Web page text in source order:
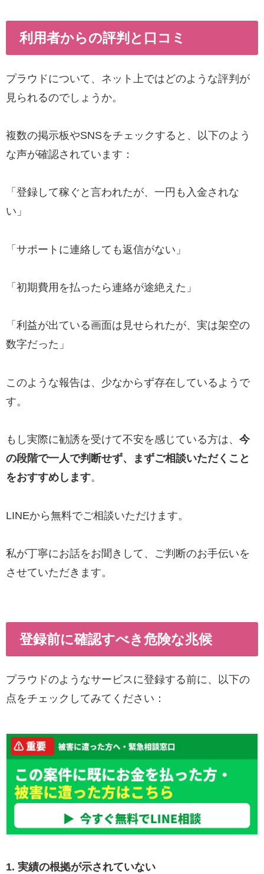
利用者からの評判と口コミ
プラウドについて、ネット上ではどのような評判が
見られるのでしょうか。
複数の掲示板やSNSをチェックすると、以下のよう
な声が確認されています：
「登録して稼ぐと言われたが、一円も入金されな
い」
「サポートに連絡しても返信がない」
「初期費用を払ったら連絡が途絶えた」
「利益が出ている画面は見せられたが、実は架空の
数字だった」
このような報告は、少なからず存在しているようで
す。
もし実際に勧誘を受けて不安を感じている方は、 今
の段階で一人で判断せず、まずご相談いただくこと
をおすすめします。
LINEから無料でご相談いただけます。
私が丁寧にお話をお聞きして、ご判断のお手伝いを
させていただきます。
登録前に確認すべき危険な兆候
プラウドのようなサービスに登録する前に、以下の
点をチェックしてみてください：
1. 実績の根拠が示されていない